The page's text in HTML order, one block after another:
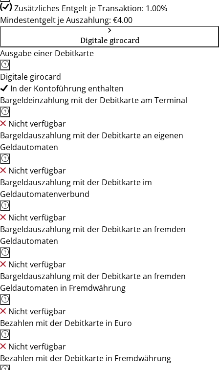
Zusätzliches Entgelt je Transaktion: 1.00%
Mindestentgelt je Auszahlung: €4.00
Digitale girocard
Ausgabe einer Debitkarte
Digitale girocard
In der Kontoführung enthalten
Bargeldeinzahlung mit der Debitkarte am Terminal
Nicht verfügbar
Bargeldauszahlung mit der Debitkarte an eigenen
Geldautomaten
Nicht verfügbar
Bargeldauszahlung mit der Debitkarte im
Geldautomatenverbund
Nicht verfügbar
Bargeldauszahlung mit der Debitkarte an fremden
Geldautomaten
Nicht verfügbar
Bargeldauszahlung mit der Debitkarte an fremden
Geldautomaten in Fremdwährung
Nicht verfügbar
Bezahlen mit der Debitkarte in Euro
Nicht verfügbar
Bezahlen mit der Debitkarte in Fremdwährung